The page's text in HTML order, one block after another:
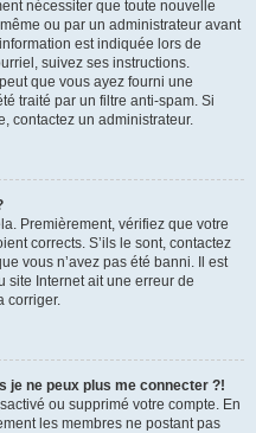
nécessiter que toute nouvelle
ou par un administrateur avant
est indiquée lors de
suivez ses instructions.
que vous ayez fourni une
traité par un filtre anti-spam. Si
contactez un administrateur.
Premièrement, vérifiez que votre
corrects. S’ils le sont, contactez
vous n’avez pas été banni. Il est
site Internet ait une erreur de
corriger.
je ne peux plus me connecter ?!
ou supprimé votre compte. En
les membres ne postant pas